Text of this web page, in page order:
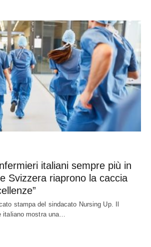
italiani sempre più in
Svizzera riaprono la caccia
stampa del sindacato Nursing Up. Il
mostra una…